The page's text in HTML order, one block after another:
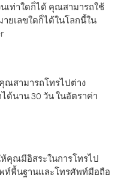
เท่าใดก็ได้ คุณสามารถใช้
ยเลขใดก็ได้ในโลกนี้ใน
ณสามารถโทรไปต่าง
ด้นาน 30 วัน ในอัตราค่า
คุณมีอิสระในการโทรไป
ท์พื้นฐานและโทรศัพท์มือถือ